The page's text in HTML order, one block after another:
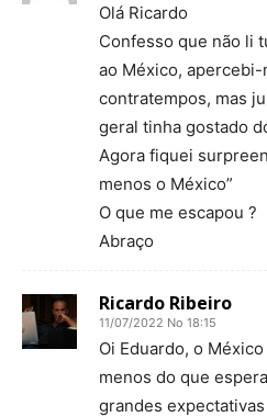
Olá Ricardo
Confesso que não li
ao México,
contratempos, mas
geral tinha gostado
Agora fiquei
menos o México”
O que me escapou ?
Abraço
Ricardo Ribeiro
11/07/2022 No 18:15
Oi Eduardo, o
menos do que
grandes